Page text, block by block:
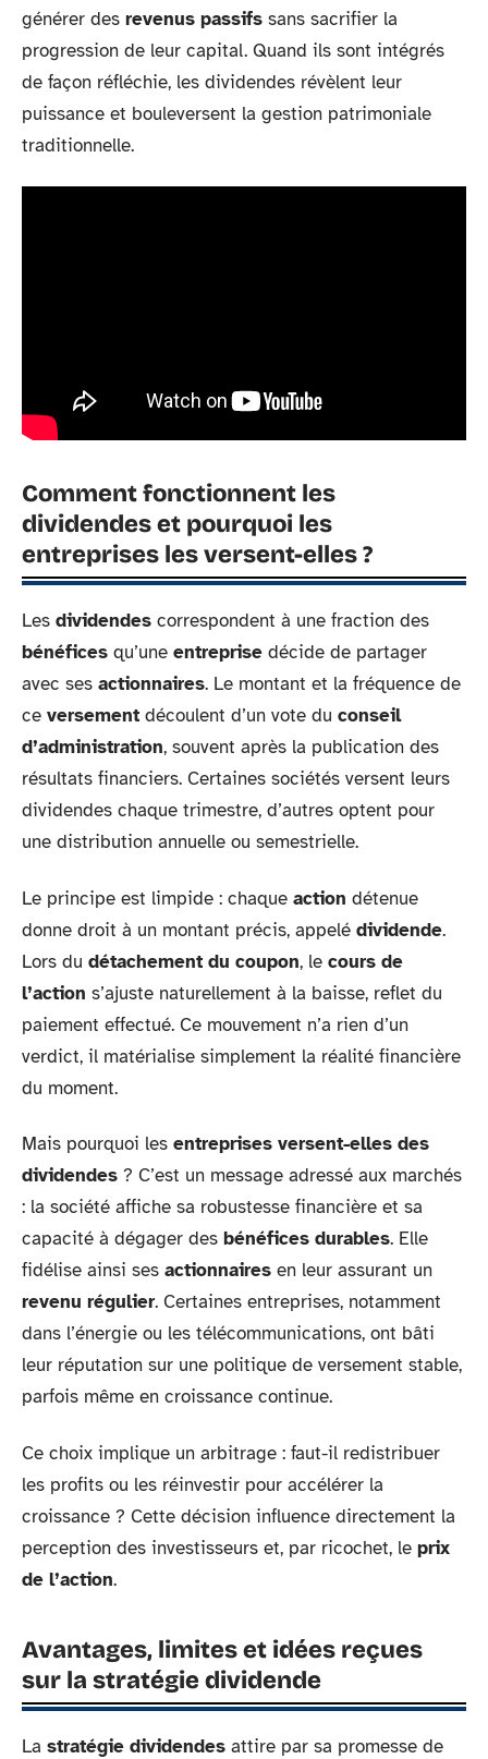
générer des revenus passifs sans sacrifier la
progression de leur capital. Quand ils sont intégrés
de façon réfléchie, les dividendes révèlent leur
puissance et bouleversent la gestion patrimoniale
traditionnelle.
Comment fonctionnent les
dividendes et pourquoi les
entreprises les versent-elles ?
Les dividendes correspondent à une fraction des
bénéfices qu’une entreprise décide de partager
avec ses actionnaires. Le montant et la fréquence de
ce versement découlent d’un vote du conseil
d’administration, souvent après la publication des
résultats financiers. Certaines sociétés versent leurs
dividendes chaque trimestre, d’autres optent pour
une distribution annuelle ou semestrielle.
Le principe est limpide : chaque action détenue
donne droit à un montant précis, appelé dividende.
Lors du détachement du coupon, le cours de
l’action s’ajuste naturellement à la baisse, reflet du
paiement effectué. Ce mouvement n’a rien d’un
verdict, il matérialise simplement la réalité financière
du moment.
Mais pourquoi les entreprises versent-elles des
dividendes ? C’est un message adressé aux marchés
: la société affiche sa robustesse financière et sa
capacité à dégager des bénéfices durables. Elle
fidélise ainsi ses actionnaires en leur assurant un
revenu régulier. Certaines entreprises, notamment
dans l’énergie ou les télécommunications, ont bâti
leur réputation sur une politique de versement stable,
parfois même en croissance continue.
Ce choix implique un arbitrage : faut-il redistribuer
les profits ou les réinvestir pour accélérer la
croissance ? Cette décision influence directement la
perception des investisseurs et, par ricochet, le prix
de l’action.
Avantages, limites et idées reçues
sur la stratégie dividende
La stratégie dividendes attire par sa promesse de